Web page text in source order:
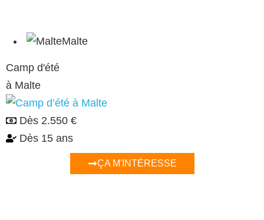
Malte
Camp d'été
à Malte
Dès 2.550 €
Dès 15 ans
ÇA M'INTÉRESSE